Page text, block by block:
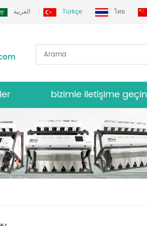
العربية Türkçe ไทย
bizimle iletişime geçin